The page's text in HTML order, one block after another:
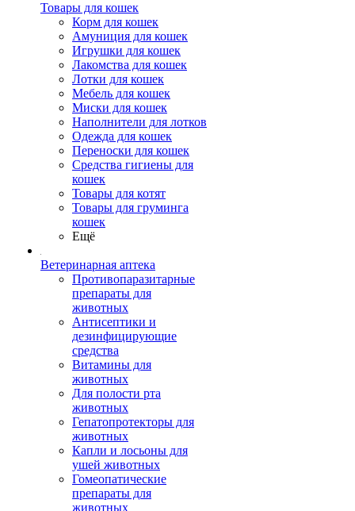
Товары для кошек
Корм для кошек
Амуниция для кошек
Игрушки для кошек
Лакомства для кошек
Лотки для кошек
Мебель для кошек
Миски для кошек
Наполнители для лотков
Одежда для кошек
Переноски для кошек
Средства гигиены для
кошек
Товары для котят
Товары для груминга
кошек
Ещё
Ветеринарная аптека
Противопаразитарные
препараты для
животных
Антисептики и
дезинфицирующие
средства
Витамины для
животных
Для полости рта
животных
Гепатопротекторы для
животных
Капли и лосьоны для
ушей животных
Гомеопатические
препараты для
животных